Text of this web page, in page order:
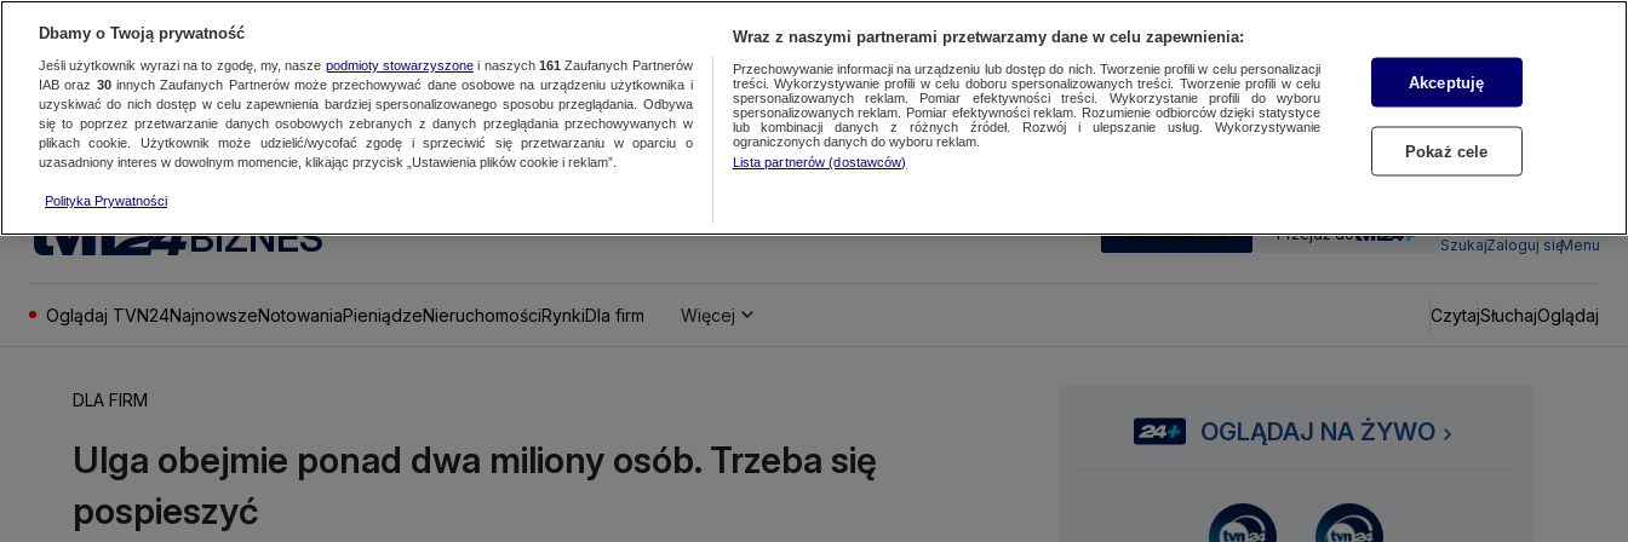
BIZNES SUBSKRYBUJ Przejdź do
SzukajZaloguj sięMenu
Oglądaj TVN24NajnowszeNotowaniaPieniądzeNieruchomościRynkiDla firm Więcej CzytajSłuchajOglądaj
DLA FIRM
Ulga obejmie ponad dwa miliony osób. Trzeba się
pospieszyć
OGLĄDAJ NA ŻYWO
Dbamy o Twoją prywatność
Jeśli użytkownik wyrazi na to zgodę, my, nasze podmioty stowarzyszonei naszych 161 Zaufanych Partnerów
IAB oraz 30innych Zaufanych Partnerów może przechowywać dane osobowe na urządzeniu użytkownika i
uzyskiwać do nich dostęp w celu zapewnienia bardziej spersonalizowanego sposobu przeglądania. Odbywa
się to poprzez przetwarzanie danych osobowych zebranych z danych przeglądania przechowywanych w
plikach cookie. Użytkownik może udzielić/wycofać zgodę i sprzeciwić się przetwarzaniu w oparciu o
uzasadniony interes w dowolnym momencie, klikając przycisk „Ustawienia plików cookie i reklam”.
Polityka Prywatności
Wraz z naszymi partnerami przetwarzamy dane w celu zapewnienia:
Przechowywanie informacji na urządzeniu lub dostęp do nich. Tworzenie profili w celu personalizacji
treści. Wykorzystywanie profili w celu doboru spersonalizowanych treści. Tworzenie profili w celu
spersonalizowanych reklam. Pomiar efektywności treści. Wykorzystanie profili do wyboru
spersonalizowanych reklam. Pomiar efektywności reklam. Rozumienie odbiorców dzięki statystyce
lub kombinacji danych z różnych źródeł. Rozwój i ulepszanie usług. Wykorzystywanie
ograniczonych danych do wyboru reklam.
Lista partnerów (dostawców)
Akceptuję
Pokaż cele